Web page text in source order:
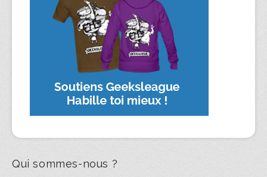
Qui sommes-nous ?